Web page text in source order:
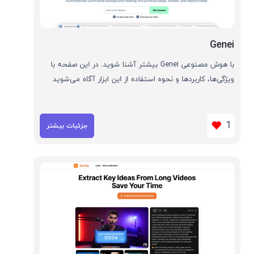
Genei
با هوش مصنوعی Genei بیشتر آشنا شوید. در این صفحه با
ویژگی‌ها، کاربردها و نحوه استفاده از این ابزار آگاه می‌شوید
1 جزئیات بیشتر